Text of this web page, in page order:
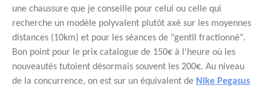
une chaussure que je conseille pour celui ou celle qui
recherche un modèle polyvalent plutôt axé sur les moyennes
distances (10km) et pour les séances de "gentil fractionné".
Bon point pour le prix catalogue de 150€ à l'heure où les
nouveautés tutoient désormais souvent les 200€. Au niveau
de la concurrence, on est sur un équivalent de Nike Pegasus